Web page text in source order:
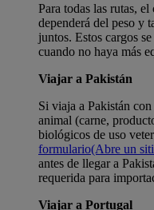
Para todas las rutas,
dependerá del peso y
juntos. Estos cargos
cuando no haya más
Viajar a Pakistán
Si viaja a Pakistán
animal (carne,
biológicos de uso
formulario(Abre un
antes de llegar a
requerida para
Viajar a Portugal